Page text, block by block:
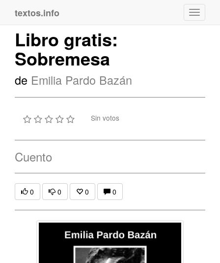
textos.info
Libro gratis:
Sobremesa
de Emilia Pardo Bazán
Sin votos
Cuento
0 0 0 0